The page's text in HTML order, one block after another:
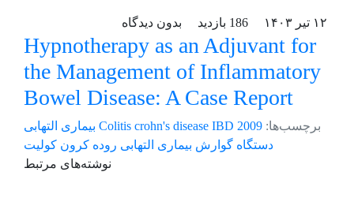
۱۲ تیر ۱۴۰۳ 186 بازدید بدون دیدگاه
Hypnotherapy as an Adjuvant for
the Management of Inflammatory
Bowel Disease: A Case Report
برچسب‌ها: 2009
Colitis crohn's disease IBD
بیماری التهابی
دستگاه گوارش بیماری التهابی روده کرون کولیت
نوشته‌های مرتبط